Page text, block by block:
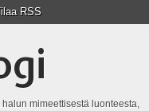
RSS
mimeettisestä luonteesta,